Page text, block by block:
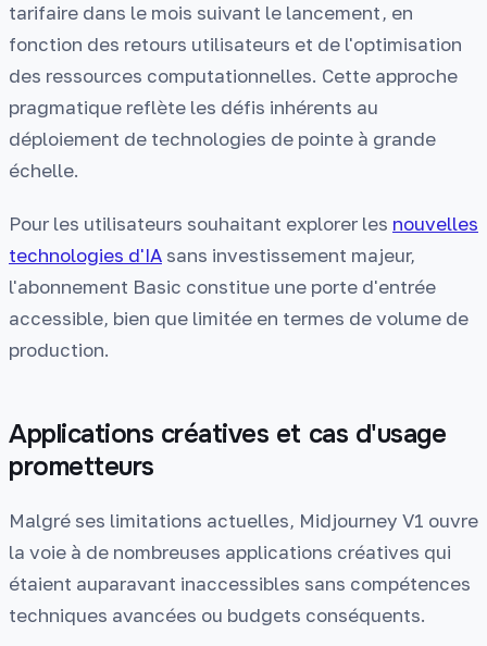
tarifaire dans le mois suivant le lancement, en
fonction des retours utilisateurs et de l'optimisation
des ressources computationnelles. Cette approche
pragmatique reflète les défis inhérents au
déploiement de technologies de pointe à grande
échelle.
Pour les utilisateurs souhaitant explorer les nouvelles
technologies d'IA sans investissement majeur,
l'abonnement Basic constitue une porte d'entrée
accessible, bien que limitée en termes de volume de
production.
Applications créatives et cas d'usage
prometteurs
Malgré ses limitations actuelles, Midjourney V1 ouvre
la voie à de nombreuses applications créatives qui
étaient auparavant inaccessibles sans compétences
techniques avancées ou budgets conséquents.